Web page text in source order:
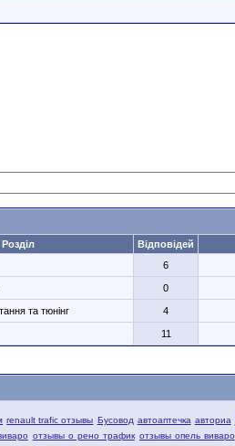
Розділ Відповідей
6
0
та тюнінг 4
11
renault trafic отзывы Бусовод автоаптечка авториа
отзывы о рено трафик отзывы опель виваро